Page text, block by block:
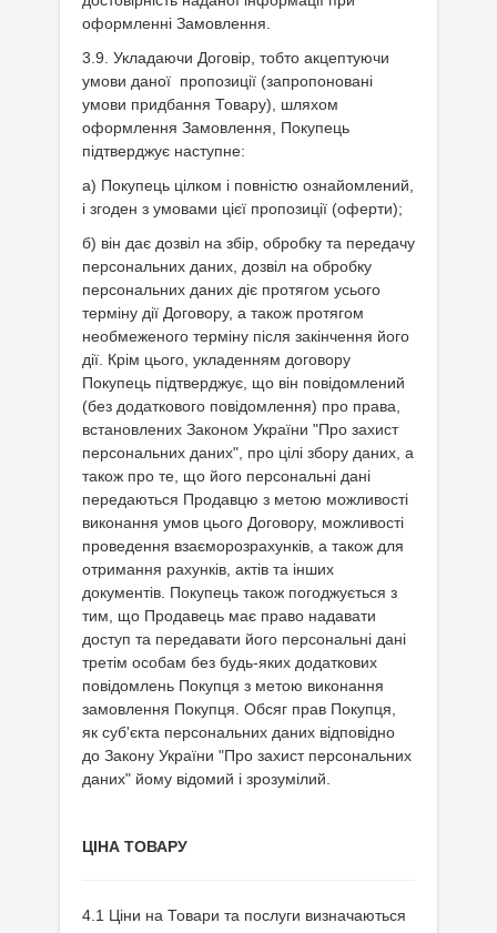
оформленні Замовлення.
3.9. Укладаючи Договір, тобто акцептуючи
умови даної пропозиції (запропоновані
умови придбання Товару), шляхом
оформлення Замовлення, Покупець
підтверджує наступне:
а) Покупець цілком і повністю ознайомлений,
і згоден з умовами цієї пропозиції (оферти);
б) він дає дозвіл на збір, обробку та передачу
персональних даних, дозвіл на обробку
персональних даних діє протягом усього
терміну дії Договору, а також протягом
необмеженого терміну після закінчення його
дії. Крім цього, укладенням договору
Покупець підтверджує, що він повідомлений
(без додаткового повідомлення) про права,
встановлених Законом України "Про захист
персональних даних", про цілі збору даних, а
також про те, що його персональні дані
передаються Продавцю з метою можливості
виконання умов цього Договору, можливості
проведення взаєморозрахунків, а також для
отримання рахунків, актів та інших
документів. Покупець також погоджується з
тим, що Продавець має право надавати
доступ та передавати його персональні дані
третім особам без будь-яких додаткових
повідомлень Покупця з метою виконання
замовлення Покупця. Обсяг прав Покупця,
як суб'єкта персональних даних відповідно
до Закону України "Про захист персональних
даних" йому відомий і зрозумілий.
ЦІНА ТОВАРУ
4.1 Ціни на Товари та послуги визначаються